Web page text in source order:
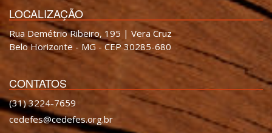
LOCALIZAÇÃO
Rua Demétrio Ribeiro, 195 | Vera Cruz
Belo Horizonte - MG - CEP 30285-680
CONTATOS
(31) 3224-7659
cedefes@cedefes.org.br